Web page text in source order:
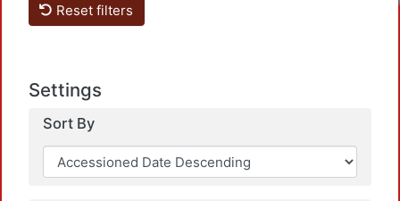
Reset filters
Settings
Sort By